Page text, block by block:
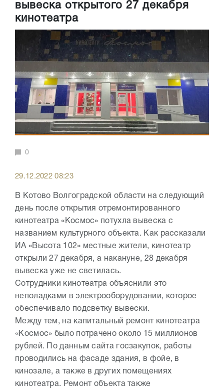
вывеска открытого 27 декабря
кинотеатра
0
29.12.2022 08:23
В Котово Волгоградской области на следующий
день после открытия отремонтированного
кинотеатра «Космос» потухла вывеска с
названием культурного объекта. Как рассказали
ИА «Высота 102» местные жители, кинотеатр
открыли 27 декабря, а накануне, 28 декабря
вывеска уже не светилась.
Сотрудники кинотеатра объяснили это
неполадками в электрооборудовании, которое
обеспечивало подсветку вывески.
Между тем, на капитальный ремонт кинотеатра
«Космос» было потрачено около 15 миллионов
рублей. По данным сайта госзакупок, работы
проводились на фасаде здания, в фойе, в
кинозале, а также в других помещениях
кинотеатра. Ремонт объекта также